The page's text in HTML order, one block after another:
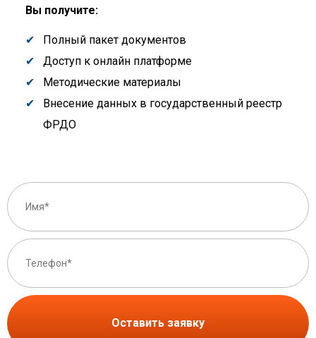
Вы получите:
Полный пакет документов
Доступ к онлайн платформе
Методические материалы
Внесение данных в государственный реестр
ФРДО
Оставить заявку